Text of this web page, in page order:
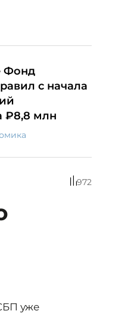
Фонд
с начала
₽8,8 млн
972
уже